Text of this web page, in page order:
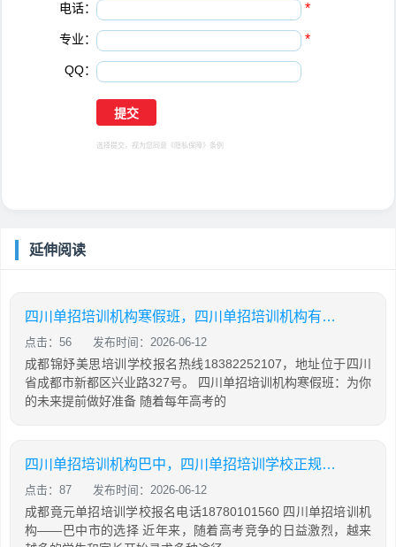
电话： *
专业： *
QQ：
选择提交，视为您同意 《隐私保障》 条例
延伸阅读
四川单招培训机构寒假班，四川单招培训机构有哪些
点击：56 发布时间：2026-06-12
成都锦妤美思培训学校报名热线18382252107，地址位于四川
省成都市新都区兴业路327号。 四川单招培训机构寒假班：为你
的未来提前做好准备 随着每年高考的
四川单招培训机构巴中，四川单招培训学校正规学校
点击：87 发布时间：2026-06-12
成都竟元单招培训学校报名电话18780101560 四川单招培训机
构——巴中市的选择 近年来，随着高考竞争的日益激烈，越来